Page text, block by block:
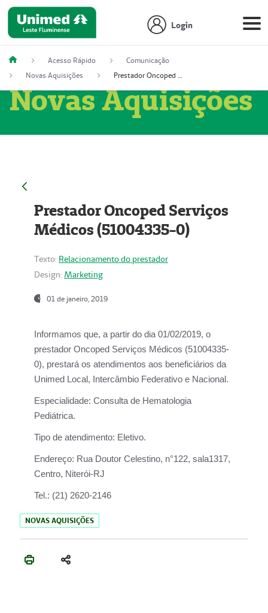
Login
Acesso Rápido
Comunicação
Novas Aquisições
Prestador Oncoped Serviços Médicos (51004335-0)
Novas Aquisições
Prestador Oncoped Serviços
Médicos (51004335-0)
Texto: Relacionamento do prestador
Design: Marketing
01 de janeiro, 2019
Informamos que, a partir do dia 01/02/2019, o
prestador Oncoped Serviços Médicos (51004335-
0), prestará os atendimentos aos beneficiários da
Unimed Local, Intercâmbio Federativo e Nacional.
Especialidade: Consulta de Hematologia
Pediátrica.
Tipo de atendimento: Eletivo.
Endereço: Rua Doutor Celestino, n°122, sala1317,
Centro, Niterói-RJ
Tel.: (21) 2620-2146
NOVAS AQUISIÇÕES